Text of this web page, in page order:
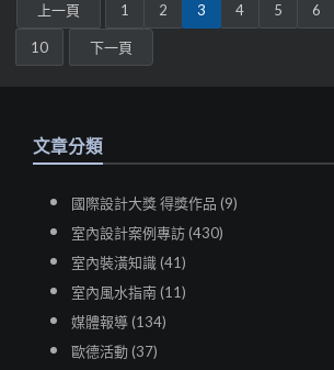
上一頁 1 2 3 4 5 6
10 下一頁
文章分類
國際設計大獎 得獎作品 (9)
室內設計案例專訪 (430)
室內裝潢知識 (41)
室內風水指南 (11)
媒體報導 (134)
歐德活動 (37)